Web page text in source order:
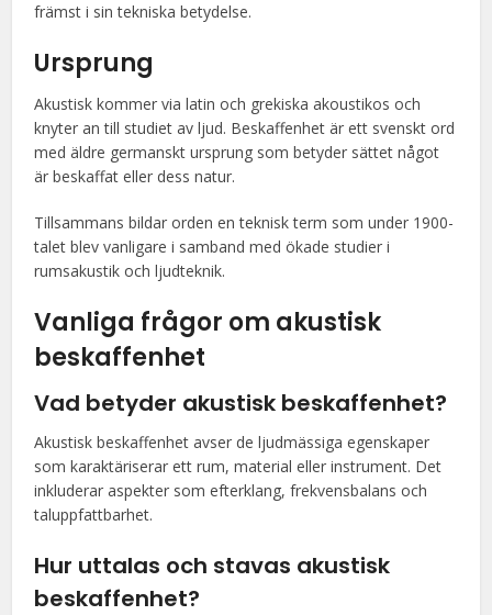
främst i sin tekniska betydelse.
Ursprung
Akustisk kommer via latin och grekiska akoustikos och
knyter an till studiet av ljud. Beskaffenhet är ett svenskt ord
med äldre germanskt ursprung som betyder sättet något
är beskaffat eller dess natur.
Tillsammans bildar orden en teknisk term som under 1900-
talet blev vanligare i samband med ökade studier i
rumsakustik och ljudteknik.
Vanliga frågor om akustisk
beskaffenhet
Vad betyder akustisk beskaffenhet?
Akustisk beskaffenhet avser de ljudmässiga egenskaper
som karaktäriserar ett rum, material eller instrument. Det
inkluderar aspekter som efterklang, frekvensbalans och
taluppfattbarhet.
Hur uttalas och stavas akustisk
beskaffenhet?